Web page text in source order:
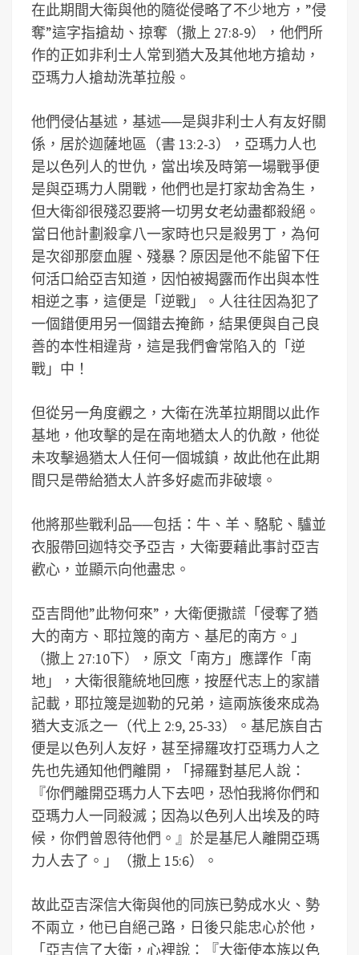
在此期間大衛與他的隨從侵略了不少地方，”侵
奪”這字指搶劫、掠奪（撒上 27:8-9），他們所
作的正如非利士人常到猶大及其他地方搶劫，
亞瑪力人搶劫洗革拉般。
他們侵佔基述，基述──是與非利士人有友好關
係，居於迦薩地區（書 13:2-3），亞瑪力人也
是以色列人的世仇，當出埃及時第一場戰爭便
是與亞瑪力人開戰，他們也是打家劫舍為生，
但大衛卻很殘忍要將一切男女老幼盡都殺絕。
當日他計劃殺拿八一家時也只是殺男丁，為何
是次卻那麼血腥、殘暴？原因是他不能留下任
何活口給亞吉知道，因怕被揭露而作出與本性
相逆之事，這便是「逆戰」。人往往因為犯了
一個錯便用另一個錯去掩飾，結果便與自己良
善的本性相違背，這是我們會常陷入的「逆
戰」中！
但從另一角度觀之，大衛在洗革拉期間以此作
基地，他攻擊的是在南地猶太人的仇敵，他從
未攻擊過猶太人任何一個城鎮，故此他在此期
間只是帶給猶太人許多好處而非破壞。
他將那些戰利品──包括：牛、羊、駱駝、驢並
衣服帶回迦特交予亞吉，大衛要藉此事討亞吉
歡心，並顯示向他盡忠。
亞吉問他”此物何來”，大衛便撒謊「侵奪了猶
大的南方、耶拉篾的南方、基尼的南方。」
（撒上 27:10下），原文「南方」應譯作「南
地」，大衛很籠統地回應，按歷代志上的家譜
記載，耶拉篾是迦勒的兄弟，這兩族後來成為
猶大支派之一（代上 2:9, 25-33）。基尼族自古
便是以色列人友好，甚至掃羅攻打亞瑪力人之
先也先通知他們離開，「掃羅對基尼人說：
『你們離開亞瑪力人下去吧，恐怕我將你們和
亞瑪力人一同殺滅；因為以色列人出埃及的時
候，你們曾恩待他們。』於是基尼人離開亞瑪
力人去了。」（撒上 15:6）。
故此亞吉深信大衛與他的同族已勢成水火、勢
不兩立，他已自絕己路，日後只能忠心於他，
「亞吉信了大衛，心裡說：『大衛使本族以色